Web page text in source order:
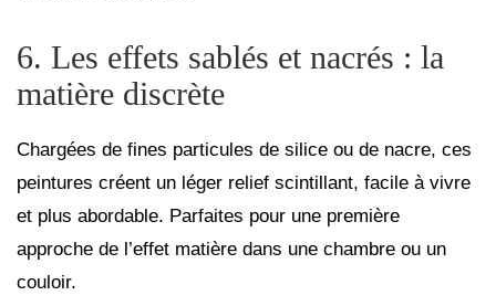
6. Les effets sablés et nacrés : la
matière discrète
Chargées de fines particules de silice ou de nacre, ces
peintures créent un léger relief scintillant, facile à vivre
et plus abordable. Parfaites pour une première
approche de l’effet matière dans une chambre ou un
couloir.